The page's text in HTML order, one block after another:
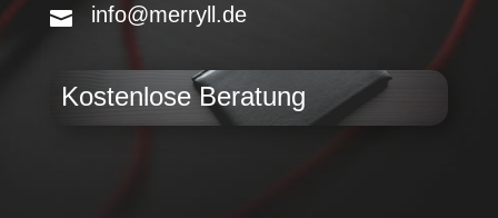
info@merryll.de
Kostenlose Beratung